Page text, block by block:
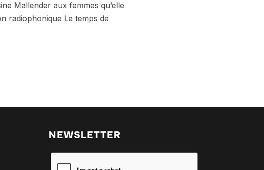
Mallender aux femmes qu’elle
radiophonique Le temps de
NEWSLETTER